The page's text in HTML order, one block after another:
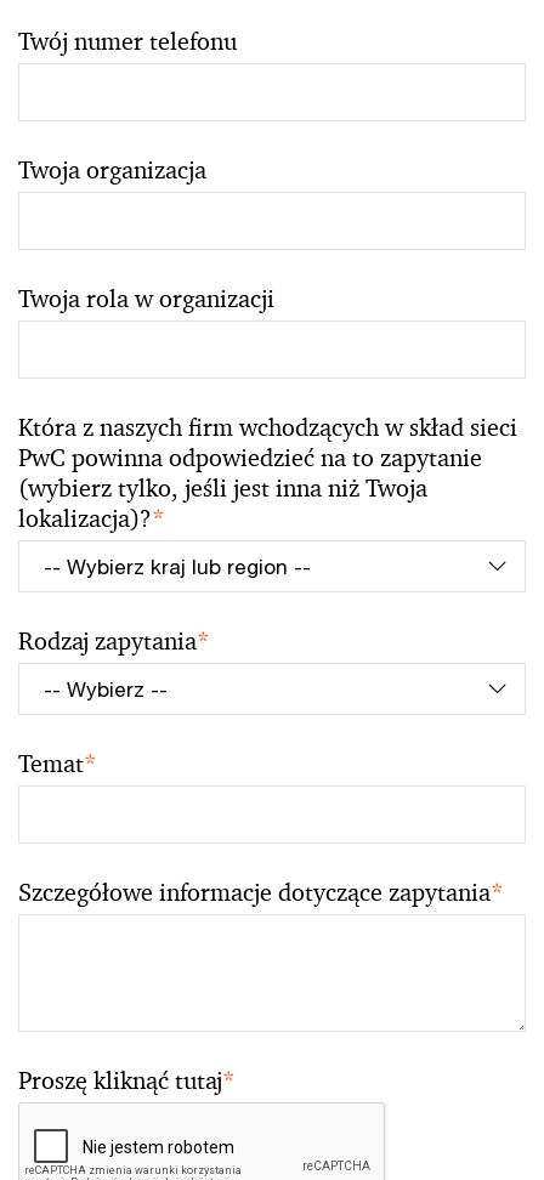
Twój numer telefonu
Twoja organizacja
Twoja rola w organizacji
Która z naszych firm wchodzących w skład sieci
PwC powinna odpowiedzieć na to zapytanie
(wybierz tylko, jeśli jest inna niż Twoja
lokalizacja)?*
Rodzaj zapytania*
Temat*
Szczegółowe informacje dotyczące zapytania*
Proszę kliknąć tutaj*